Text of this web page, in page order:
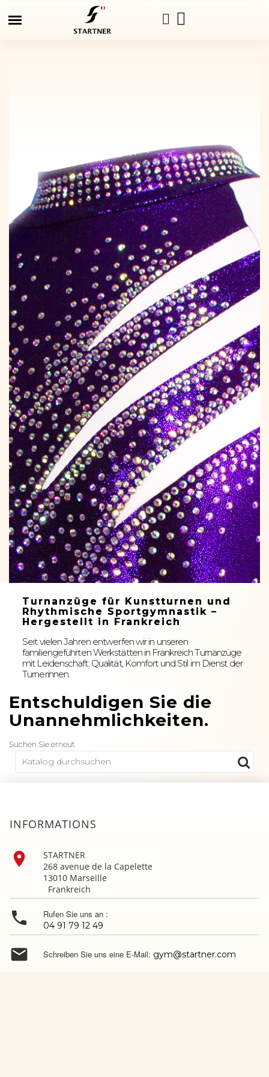
Turnanzüge für Kunstturnen und
Rhythmische Sportgymnastik –
Hergestellt in Frankreich
Seit vielen Jahren entwerfen wir in unseren
familiengeführten Werkstätten in Frankreich Turnanzüge
mit Leidenschaft: Qualität, Komfort und Stil im Dienst der
Turnerinnen.
Entschuldigen Sie die
Unannehmlichkeiten.
Suchen Sie erneut
INFORMATIONS

STARTNER
268 avenue de la Capelette
13010 Marseille
Frankreich
 Rufen Sie uns an :
04 91 79 12 49
 Schreiben Sie uns eine E-Mail: gym@startner.com